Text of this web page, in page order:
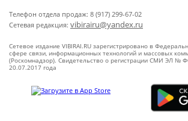
Телефон отдела продаж: 8 (917) 299-67-02
Сетевая редакция: vibirairu@yandex.ru
Сетевое издание VIBIRAI.RU зарегистрировано в
сфере связи, информационных технологий и массовых
(Роскомнадзор). Свидетельство о регистрации СМИ ЭЛ №
20.07.2017 года